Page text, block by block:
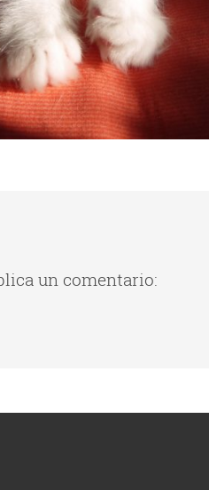
un comentario: